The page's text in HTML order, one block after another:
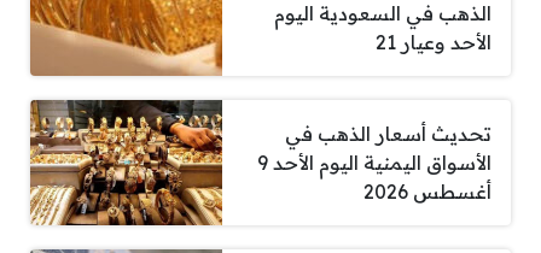
الذهب في السعودية اليوم
الأحد وعيار 21
تحديث أسعار الذهب في
الأسواق اليمنية اليوم الأحد 9
أغسطس 2026